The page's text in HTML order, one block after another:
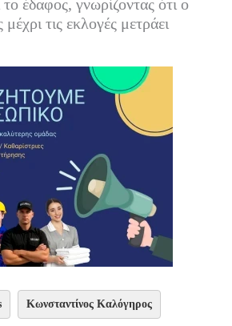
το έδαφος, γνωρίζοντας ότι ο
τις εκλογές μετράει
Κωνσταντίνος Καλόγηρος